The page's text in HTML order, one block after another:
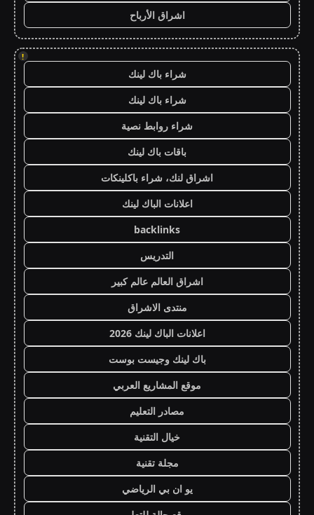
اشراق الأرباح
!
شراء باك لينك
شراء باك لينك
شراء روابط نصية
باقات باك لينك
اشراق لنك، شراء باكلينكات
اعلانات الباك لينك
backlinks
التدريس
اشراق العالم عالم كبير
منتدى الاشراق
اعلانات الباك لينك 2026
باك لينك وجيست بوست
موقع المشاريع العربي
مصادر التعليم
خيال التقنية
مجلة تقنية
يو ان بي الرياضي